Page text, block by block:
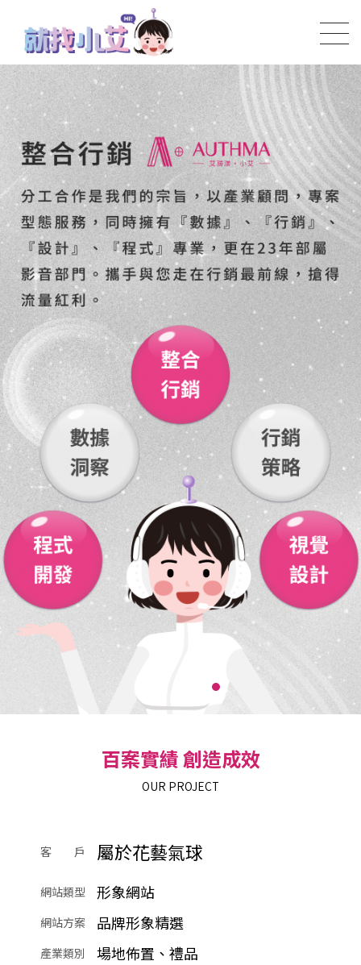
百案實績 創造成效
OUR PROJECT
客 戶 屬於花藝氣球
網站類型 形象網站
網站方案 品牌形象精選
產業類別 場地佈置、禮品